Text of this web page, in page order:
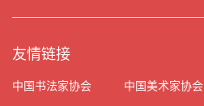
友情链接
中国书法家协会
中国美术家协会